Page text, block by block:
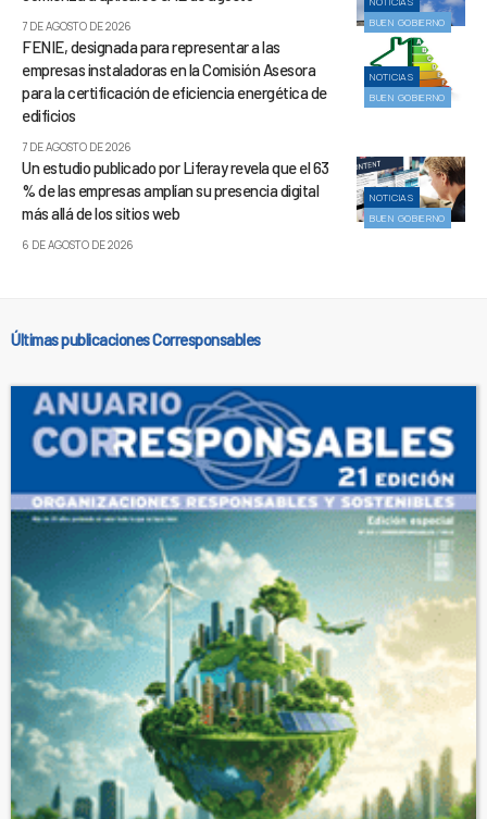
BUEN GOBIERNO
7 DE AGOSTO DE 2026
NOTICIAS
BUEN GOBIERNO
FENIE, designada para representar a las
empresas instaladoras en la Comisión Asesora
para la certificación de eficiencia energética de
edificios
7 DE AGOSTO DE 2026
NOTICIAS
BUEN GOBIERNO
Un estudio publicado por Liferay revela que el 63
% de las empresas amplían su presencia digital
más allá de los sitios web
6 DE AGOSTO DE 2026
Últimas publicaciones Corresponsables